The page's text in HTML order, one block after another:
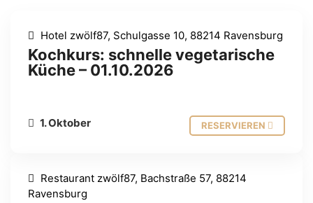
Hotel zwölf87, Schulgasse 10, 88214 Ravensburg
Kochkurs: schnelle vegetarische
Küche – 01.10.2026
1. Oktober RESERVIEREN
Restaurant zwölf87, Bachstraße 57, 88214
Ravensburg